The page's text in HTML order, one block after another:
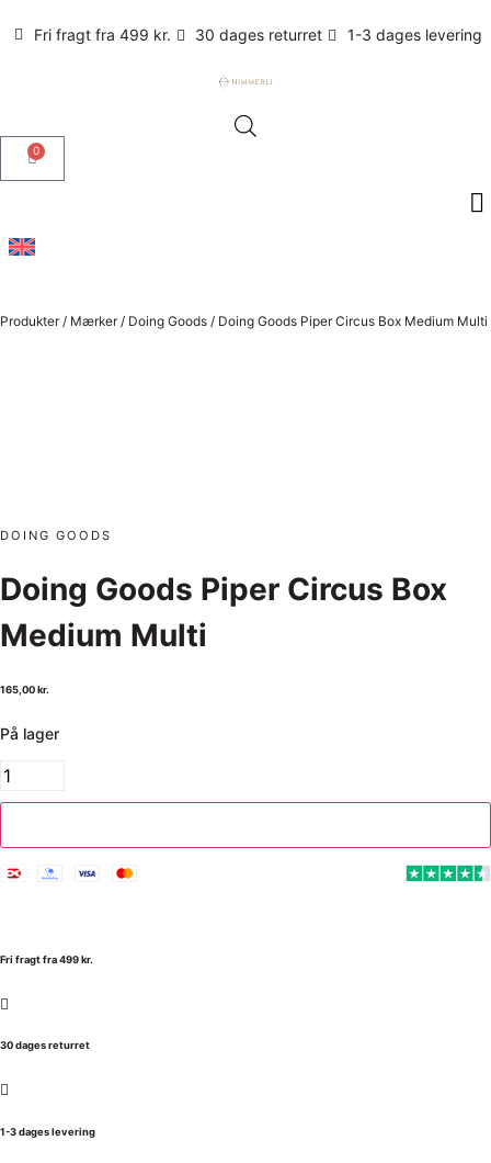
Fri fragt fra 499 kr. 30 dages returret 1-3 dages levering
0
Produkter / Mærker / Doing Goods / Doing Goods Piper Circus Box Medium Multi
DOING GOODS
Doing Goods Piper Circus Box
Medium Multi
165,00kr.
På lager
Fri fragt fra 499 kr.
30 dages returret
1-3 dages levering